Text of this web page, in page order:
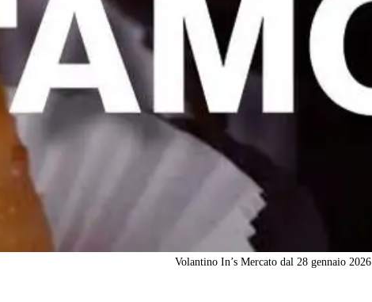
Volantino In’s Mercato dal 28 gennaio 2026